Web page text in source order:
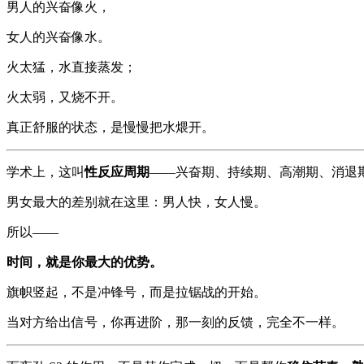
男人的兴奋像火，
女人的兴奋像水。
火太猛，水直接蒸发；
火太弱，又烧不开。
真正舒服的状态，是慢慢把水煨开。
学术上，这叫性反应周期——兴奋期、持续期、高潮期、消退
男女最大的差别就在这里：男人快，女人慢。
所以——
时间，就是你最大的优势。
旗帜竖起，不是冲锋号，而是拉锯战的开始。
当对方给出信号，你再进阶，那一刻的反馈，完全不一样。